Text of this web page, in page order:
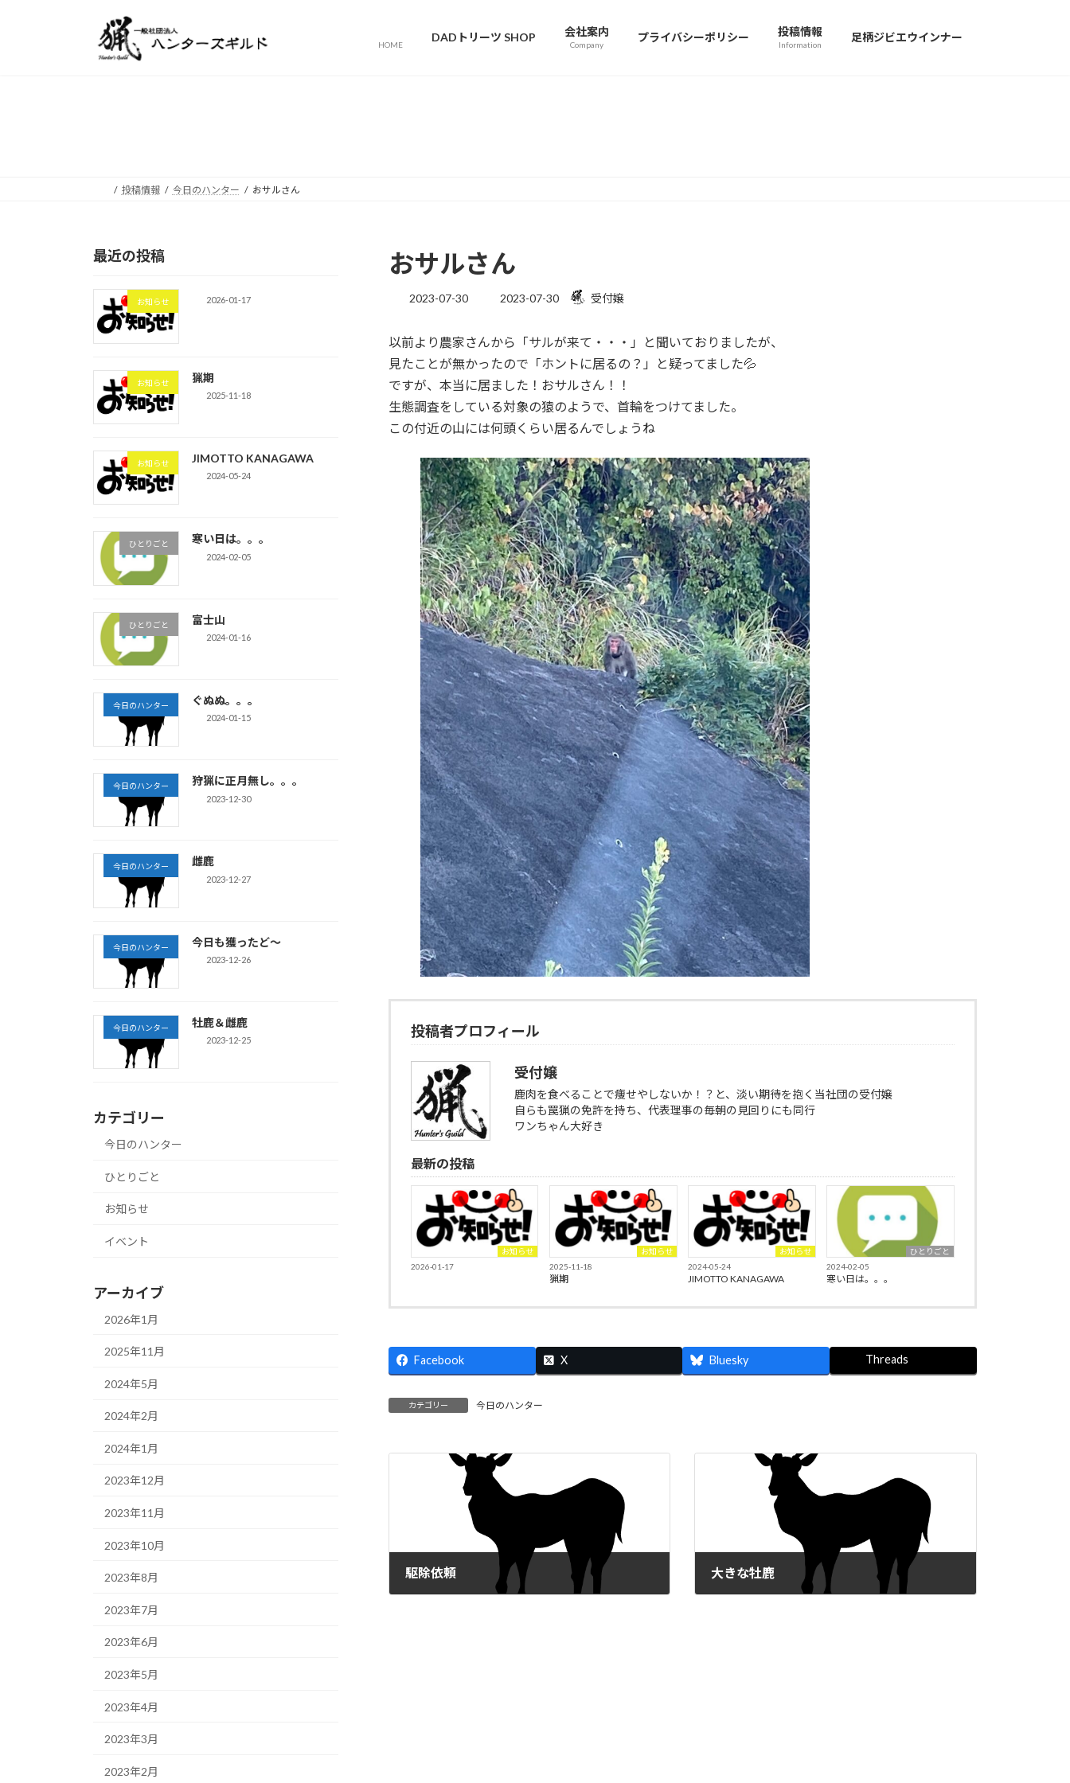
HOME
DADトリーツ SHOP 会社案内
Company
プライバシーポリシー 投稿情報
Information
足柄ジビエウインナー
投稿情報 今日のハンター おサルさん
おサルさん
2023-07-30
最
新
日
:
2023-07-30 受付嬢
以前より農家さんから「サルが来て・・・」と聞いておりましたが、
見たことが無かったので「ホントに居るの？」と疑ってました💦
ですが、本当に居ました！おサルさん！！
生態調査をしている対象の猿のようで、首輪をつけてました。
この付近の山には何頭くらい居るんでしょうね
投稿者プロフィール
受付嬢
鹿肉を食べることで痩せやしないか！？と、淡い期待を抱く当社団の受付嬢
自らも罠猟の免許を持ち、代表理事の毎朝の見回りにも同行
ワンちゃん大好き
最新の投稿
お知らせ
2026-01-17
お知らせ
2025-11-18
猟期
お知らせ
2024-05-24
JIMOTTO KANAGAWA
ひとりごと
2024-02-05
寒い日は。。。
Facebook X Bluesky Threads
カテゴリー 今日のハンター
駆除依頼 大きな牡鹿
最近の投稿
お知らせ 2026-01-17
お知らせ 猟期
2025-11-18
お知らせ JIMOTTO KANAGAWA
2024-05-24
ひとりごと 寒い日は。。。
2024-02-05
ひとりごと 富士山
2024-01-16
今日のハンター ぐぬぬ。。。
2024-01-15
今日のハンター 狩猟に正月無し。。。
2023-12-30
今日のハンター 雌鹿
2023-12-27
今日のハンター 今日も獲ったど～
2023-12-26
今日のハンター 牡鹿＆雌鹿
2023-12-25
カテゴリー
今日のハンター
ひとりごと
お知らせ
イベント
アーカイブ
2026年1月
2025年11月
2024年5月
2024年2月
2024年1月
2023年12月
2023年11月
2023年10月
2023年8月
2023年7月
2023年6月
2023年5月
2023年4月
2023年3月
2023年2月